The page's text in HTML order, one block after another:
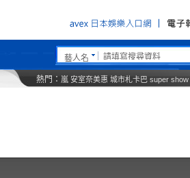
藝人名
熱門： 嵐 安室奈美惠 城市札卡巴 super show